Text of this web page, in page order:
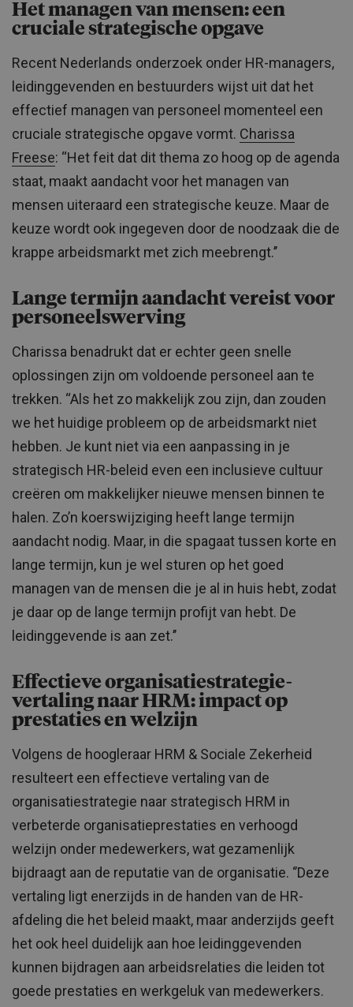
Het managen van mensen: een
cruciale strategische opgave
Recent Nederlands onderzoek onder HR-managers,
leidinggevenden en bestuurders wijst uit dat het
effectief managen van personeel momenteel een
cruciale strategische opgave vormt. Charissa
Freese: “Het feit dat dit thema zo hoog op de agenda
staat, maakt aandacht voor het managen van
mensen uiteraard een strategische keuze. Maar de
keuze wordt ook ingegeven door de noodzaak die de
krappe arbeidsmarkt met zich meebrengt.’’
Lange termijn aandacht vereist voor
personeelswerving
Charissa benadrukt dat er echter geen snelle
oplossingen zijn om voldoende personeel aan te
trekken. ‘‘Als het zo makkelijk zou zijn, dan zouden
we het huidige probleem op de arbeidsmarkt niet
hebben. Je kunt niet via een aanpassing in je
strategisch HR-beleid even een inclusieve cultuur
creëren om makkelijker nieuwe mensen binnen te
halen. Zo’n koerswijziging heeft lange termijn
aandacht nodig. Maar, in die spagaat tussen korte en
lange termijn, kun je wel sturen op het goed
managen van de mensen die je al in huis hebt, zodat
je daar op de lange termijn profijt van hebt. De
leidinggevende is aan zet.’’
Effectieve organisatiestrategie-
vertaling naar HRM: impact op
prestaties en welzijn
Volgens de hoogleraar HRM & Sociale Zekerheid
resulteert een effectieve vertaling van de
organisatiestrategie naar strategisch HRM in
verbeterde organisatieprestaties en verhoogd
welzijn onder medewerkers, wat gezamenlijk
bijdraagt aan de reputatie van de organisatie. ‘’Deze
vertaling ligt enerzijds in de handen van de HR-
afdeling die het beleid maakt, maar anderzijds geeft
het ook heel duidelijk aan hoe leidinggevenden
kunnen bijdragen aan arbeidsrelaties die leiden tot
goede prestaties en werkgeluk van medewerkers.